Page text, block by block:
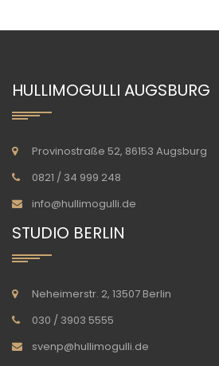
HULLIMOGULLI AUGSBURG
Provinostraße 52, 86153 Augsburg
0821 / 34 999 248
info@hullimogulli.de
STUDIO BERLIN
Neheimerstr. 2, 13507 Berlin
030 / 3903 5555
svenp@hullimogulli.de